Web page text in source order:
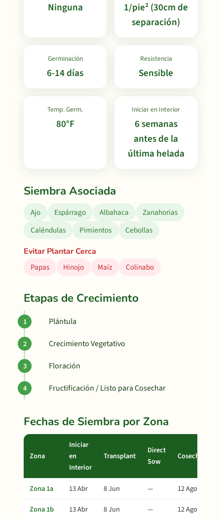
Ninguna
1/pie² (30cm de
separación)
Germinación
6-14 días
Resistencia
Sensible
Temp. Germ.
80°F
Iniciar en Interior
6 semanas
antes de la
última helada
Siembra Asociada
Ajo Espárrago Albahaca
Zanahorias
Caléndulas
Pimientos
Cebollas
Evitar Plantar Cerca
Papas
Hinojo Maíz Colinabo
Etapas de Crecimiento
Plántula
Crecimiento Vegetativo
Floración
Fructificación / Listo para Cosechar
Fechas de Siembra por Zona
Zona
Iniciar
en
Interior
Transplant
Direct
Sow
Cosecha
Zona 1a 13 Abr 8 Jun —
12 Ago
Zona 1b
13 Abr 8 Jun —
12 Ago